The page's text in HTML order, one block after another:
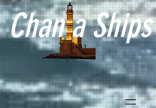
Chan a Ships